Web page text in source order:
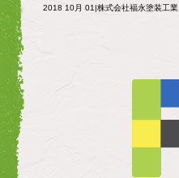
2018 10月 01|株式会社福永塗装工業